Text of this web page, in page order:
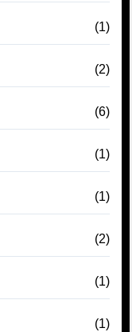
(1)
(2)
(6)
(1)
(1)
(2)
(1)
(1)